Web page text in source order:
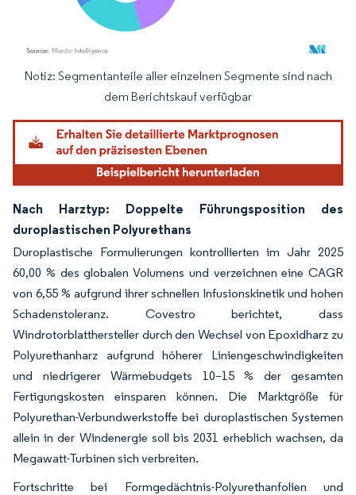
Bild © Mordor Intelligence. Wiederverwendung erfordert Namensnennung
Notiz: Segmentanteile aller einzelnen Segmente sind nach
dem Berichtskauf verfügbar
Nach Harztyp: Doppelte Führungsposition des
duroplastischen Polyurethans
Duroplastische Formulierungen kontrollierten im Jahr 2025
60,00 % des globalen Volumens und verzeichnen eine CAGR
von 6,55 % aufgrund ihrer schnellen Infusionskinetik und hohen
Schadenstoleranz. Covestro berichtet, dass
Windrotorblatthersteller durch den Wechsel von Epoxidharz zu
Polyurethanharz aufgrund höherer Liniengeschwindigkeiten
und niedrigerer Wärmebudgets 10–15 % der gesamten
Fertigungskosten einsparen können. Die Marktgröße für
Polyurethan-Verbundwerkstoffe bei duroplastischen Systemen
allein in der Windenergie soll bis 2031 erheblich wachsen, da
Megawatt-Turbinen sich verbreiten.
Fortschritte bei Formgedächtnis-Polyurethanfolien und